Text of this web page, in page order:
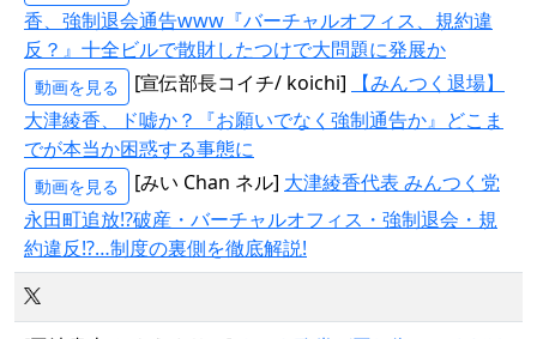
香、強制退会通告www『バーチャルオフィス、規約違
反？』十全ビルで散財したつけで大問題に発展か
動画を見る [宣伝部長コイチ/ koichi]
【みんつく退場】
大津綾香、ド嘘か？『お願いでなく強制通告か』どこま
でが本当か困惑する事態に
動画を見る [みい Chan ネル] 大津綾香代表 みんつく党
永田町追放!?破産・バーチャルオフィス・強制退会・規
約違反⁉…制度の裏側を徹底解説!